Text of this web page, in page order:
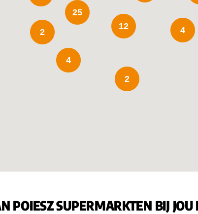
25
12
2
4
2 4
POIESZ SUPERMARKTEN BIJ JOU